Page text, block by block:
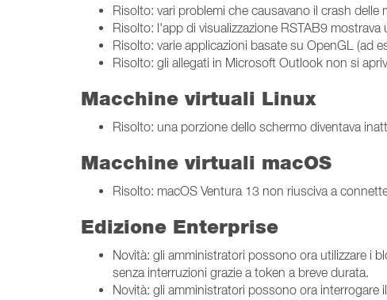
Risolto: vari problemi che causavano il crash
Risolto: l'app di visualizzazione RSTAB9
Risolto: varie applicazioni basate su OpenGL (ad
Risolto: gli allegati in Microsoft Outlook non si
Macchine virtuali Linux
Risolto: una porzione dello schermo diventava
Macchine virtuali macOS
Risolto: macOS Ventura 13 non riusciva a
Edizione Enterprise
Novità: gli amministratori possono ora utilizzare i
senza interruzioni grazie a token a breve durata.
Novità: gli amministratori possono ora interrogare